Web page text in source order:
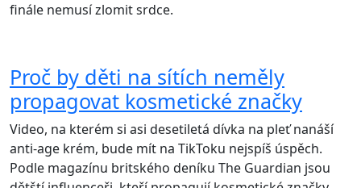
finále nemusí zlomit srdce.
Proč by děti na sítích neměly
propagovat kosmetické značky
Video, na kterém si asi desetiletá dívka na pleť nanáší
anti-age krém, bude mít na TikToku nejspíš úspěch.
Podle magazínu britského deníku The Guardian jsou